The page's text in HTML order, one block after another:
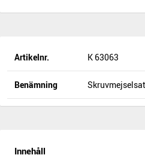
Artikelnr. K 63063
Benämning
Innehåll